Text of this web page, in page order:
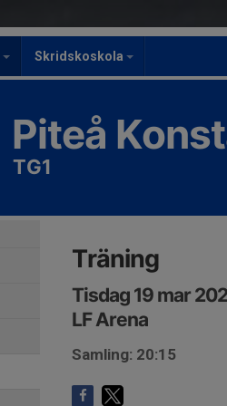
Skridskoskola
Piteå
TG1
Träning
Tisdag 19 mar
LF Arena
Samling: 20:15